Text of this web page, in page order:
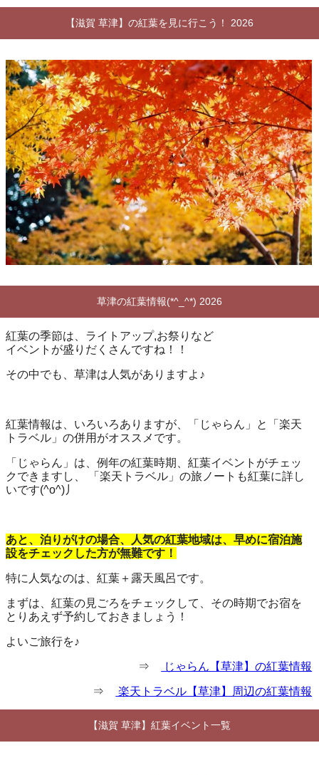
【滋賀 草津】の紅葉を見に行こう！ 2026
草津の紅葉情報(*^_^*) 2026
紅葉の季節は、ライトアップ,お祭りなど
イベントが盛りだくさんですね！！
その中でも、草津は人気がありますよ♪
紅葉情報は、いろいろありますが、「じゃらん」と「楽天
トラベル」の併用がオススメです。
「じゃらん」は、例年の紅葉時期、紅葉イベントがチェッ
クできますし、 「楽天トラベル」の旅ノートも紅葉に詳し
いです(^o^)丿
あと、泊りがけの場合、人気の紅葉地域は、早めに宿泊施
設をチェックした方が無難です！
特に人気なのは、紅葉＋露天風呂です。
まずは、紅葉の見ごろをチェックして、その時期でお宿を
とりあえず予約しておきましょう！
よいご旅行を♪
⇒ じゃらん【草津】の紅葉情報
⇒ 楽天トラベル【草津】周辺の紅葉情報
【滋賀 草津】紅葉イベント一覧